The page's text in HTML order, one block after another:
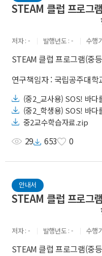
STEAM 클럽 프로그
저자 - 발행년도 - 수행
STEAM 클럽 프로그램(중
연구책임자 : 국립공주대학
(중2_교사용) SOS! 바
(중2_학생용) SOS! 바
중2교수학습자료.zip
29 653 0
안내서
STEAM 클럽 프로그
저자 - 발행년도 - 수행
STEAM 클럽 프로그램(중